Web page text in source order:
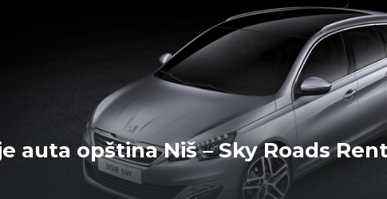
auta opština Niš – Sky Roads